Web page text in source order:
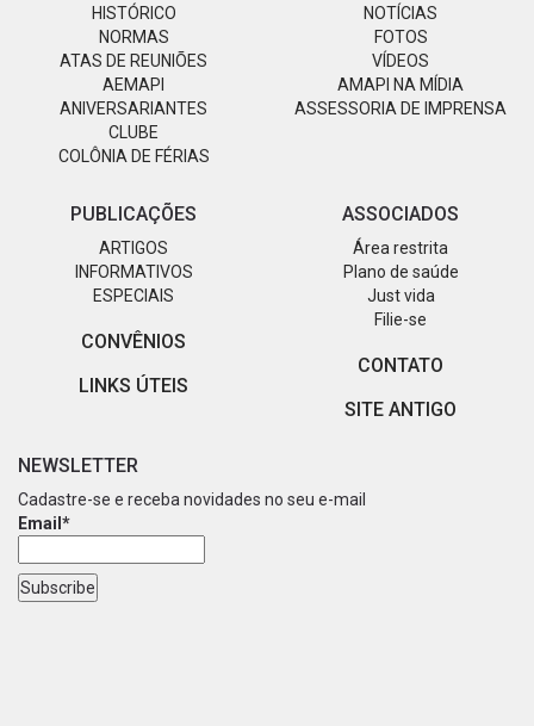
HISTÓRICO
NORMAS
ATAS DE REUNIÕES
AEMAPI
ANIVERSARIANTES
CLUBE
COLÔNIA DE FÉRIAS
NOTÍCIAS
FOTOS
VÍDEOS
AMAPI NA MÍDIA
ASSESSORIA DE IMPRENSA
PUBLICAÇÕES
ARTIGOS
INFORMATIVOS
ESPECIAIS
CONVÊNIOS
LINKS ÚTEIS
ASSOCIADOS
Área restrita
Plano de saúde
Just vida
Filie-se
CONTATO
SITE ANTIGO
NEWSLETTER
Cadastre-se e receba novidades no seu e-mail
Email*